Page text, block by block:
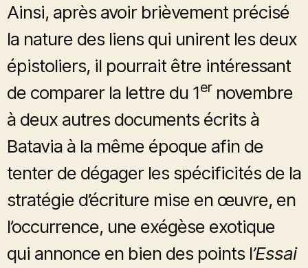
Ainsi, après avoir brièvement précisé
la nature des liens qui unirent les deux
épistoliers, il pourrait être intéressant
de comparer la lettre du 1ernovembre
à deux autres documents écrits à
Batavia à la même époque afin de
tenter de dégager les spécificités de la
stratégie d’écriture mise en œuvre, en
l’occurrence, une exégèse exotique
qui annonce en bien des points l’Essai